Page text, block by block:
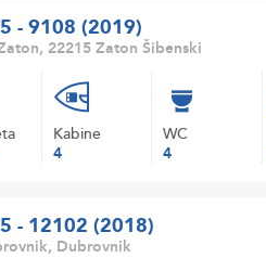
- 9108 (2019)
22215 Zaton Šibenski
Kabine
4
WC
4
- 12102 (2018)
Dubrovnik